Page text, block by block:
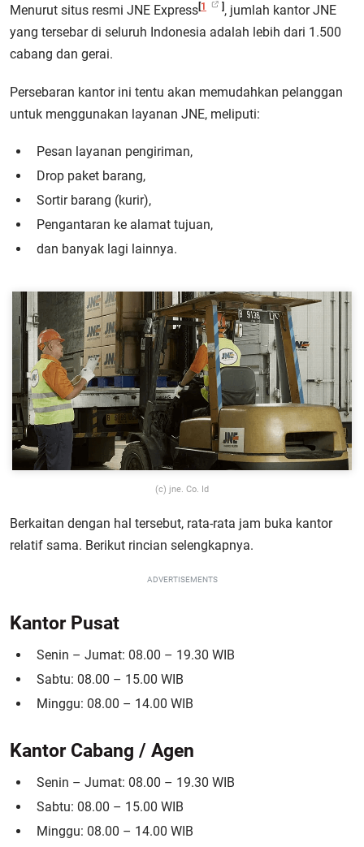
Menurut situs resmi JNE Express[1 ] , jumlah kantor JNE
yang tersebar di seluruh Indonesia adalah lebih dari 1.500
cabang dan gerai.
Persebaran kantor ini tentu akan memudahkan pelanggan
untuk menggunakan layanan JNE, meliputi:
Pesan layanan pengiriman,
Drop paket barang,
Sortir barang (kurir),
Pengantaran ke alamat tujuan,
dan banyak lagi lainnya.
(c) jne. Co. Id
Berkaitan dengan hal tersebut, rata-rata jam buka kantor
relatif sama. Berikut rincian selengkapnya.
ADVERTISEMENTS
Kantor Pusat
Senin – Jumat: 08.00 – 19.30 WIB
Sabtu: 08.00 – 15.00 WIB
Minggu: 08.00 – 14.00 WIB
Kantor Cabang / Agen
Senin – Jumat: 08.00 – 19.30 WIB
Sabtu: 08.00 – 15.00 WIB
Minggu: 08.00 – 14.00 WIB